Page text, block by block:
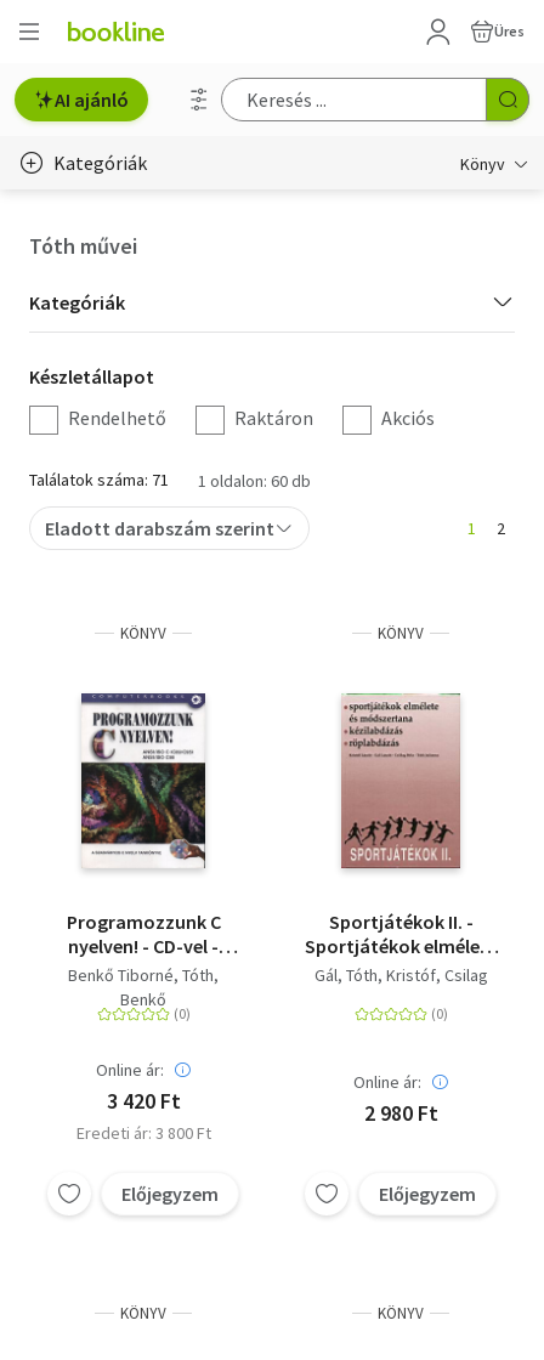
Üres
AI ajánló
Kategóriák Könyv
Hobbi, szabadidő
Irodalom
Művészet
Szakkönyv
Tankönyv, segédkönyv
Társadalomtudomány
Természettudomány
Történelem
Tóth művei
Kategória
szűrés
Kategóriák
Készletállapot
szűrés
Készletállapot
Rendelhető
Raktáron Akciós
Találatok száma: 71 1 oldalon: 60 db
Eladott darabszám szerint 1 2
KÖNYV
Programozzunk C
nyelven! - CD-vel -
Kezdőknek -
középhaladóknak - CD
melléklettel
Benkő Tiborné Tóth
Benkő
Online ár:
3 420 Ft
Eredeti ár: 3 800 Ft
Előjegyzem
KÖNYV
Sportjátékok II. -
Sportjátékok elmélete
és módszertana. -
ELMÉLETE ÉS
RÖPLABDÁZÁS
Gál Tóth Kristóf Csilag
Online ár:
2 980 Ft
Előjegyzem
KÖNYV KÖNYV